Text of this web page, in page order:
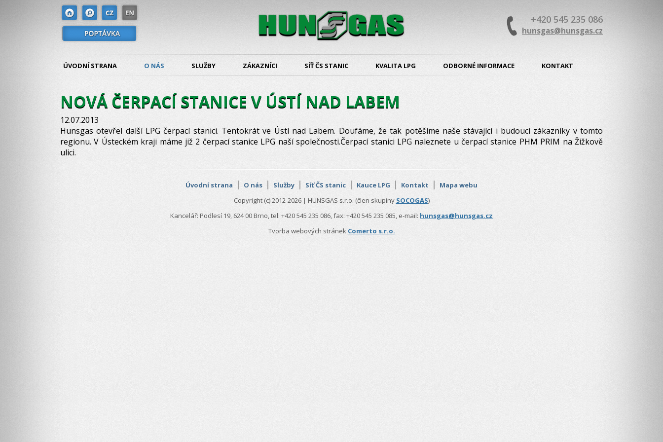
+420 545 235 086
hunsgas@hunsgas.cz
ÚVODNÍ STRANA O NÁS SLUŽBY ZÁKAZNÍCI SÍŤ ČS STANIC KVALITA LPG ODBORNÉ INFORMACE KONTAKT
NOVÁ ČERPACÍ STANICE V ÚSTÍ NAD LABEM
12.07.2013
Hunsgas otevřel další LPG čerpací stanici. Tentokrát ve Ústí nad Labem. Doufáme, že tak potěšíme naše stávající i budoucí zákazníky v tomto
regionu. V Ústeckém kraji máme již 2 čerpací stanice LPG naší společnosti.Čerpací stanici LPG naleznete u čerpací stanice PHM PRIM na Žižkově
ulici.
Úvodní strana O nás Služby Síť ČS stanic Kauce LPG Kontakt
Mapa webu
Copyright (c) 2012-2026 | HUNSGAS s.r.o. (člen skupiny SOCOGAS)
Kancelář: Podlesí 19, 624 00 Brno, tel: +420 545 235 086, fax: +420 545 235 085, e-mail: hunsgas@hunsgas.cz
Tvorba webových stránek Comerto s.r.o.